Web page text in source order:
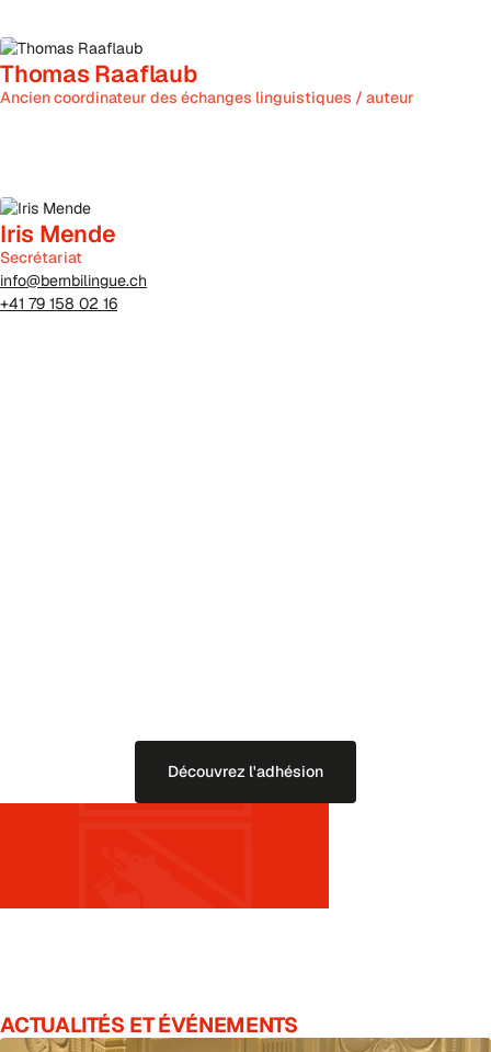
Thomas Raaflaub
Ancien coordinateur des échanges linguistiques / auteur
Iris Mende
Secrétariat
info@bernbilingue.ch
+41 79 158 02 16
Découvrez l'adhésion
ACTUALITÉS ETÉVÉNEMENTS